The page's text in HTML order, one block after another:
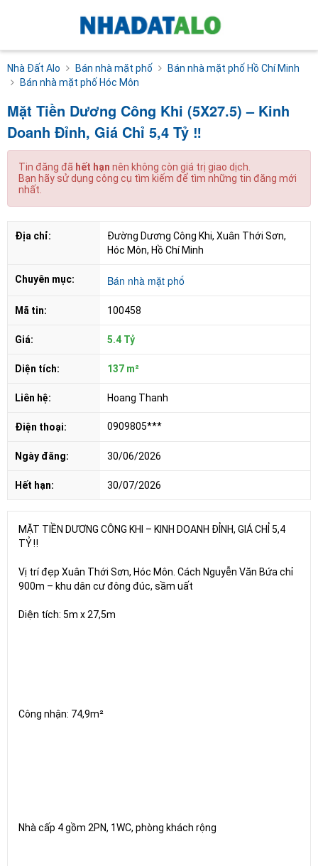
Nhà Đất Alo Bán nhà mặt phố
Bán nhà mặt phố Hồ Chí Minh
Bán nhà mặt phố Hóc Môn
Mặt Tiền Dương Công Khi (5X27.5) – Kinh
Doanh Đỉnh, Giá Chỉ 5,4 Tỷ ‼
Tin đăng đã hết hạn nên không còn giá trị giao dịch.
Bạn hãy sử dụng công cụ tìm kiếm để tìm những tin đăng mới
nhất.
Địa chỉ:
Đường Dương Công Khi, Xuân Thới Sơn,
Hóc Môn, Hồ Chí Minh
Chuyên mục: Bán nhà mặt phố
Mã tin: 100458
Giá: 5.4 Tỷ
Diện tích: 137 m²
Liên hệ: Hoang Thanh
Điện thoại: 0909805***
Ngày đăng: 30/06/2026
Hết hạn: 30/07/2026
MẶT TIỀN DƯƠNG CÔNG KHI – KINH DOANH ĐỈNH, GIÁ CHỈ 5,4
TỶ ‼️
Vị trí đẹp Xuân Thới Sơn, Hóc Môn. Cách Nguyễn Văn Bứa chỉ
900m – khu dân cư đông đúc, sầm uất
Diện tích: 5m x 27,5m
Công nhận: 74,9m²
Nhà cấp 4 gồm 2PN, 1WC, phòng khách rộng